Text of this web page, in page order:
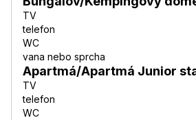
TV
telefon
WC
vana nebo sprcha
Apartmá/Apartmá Junior
TV
telefon
WC